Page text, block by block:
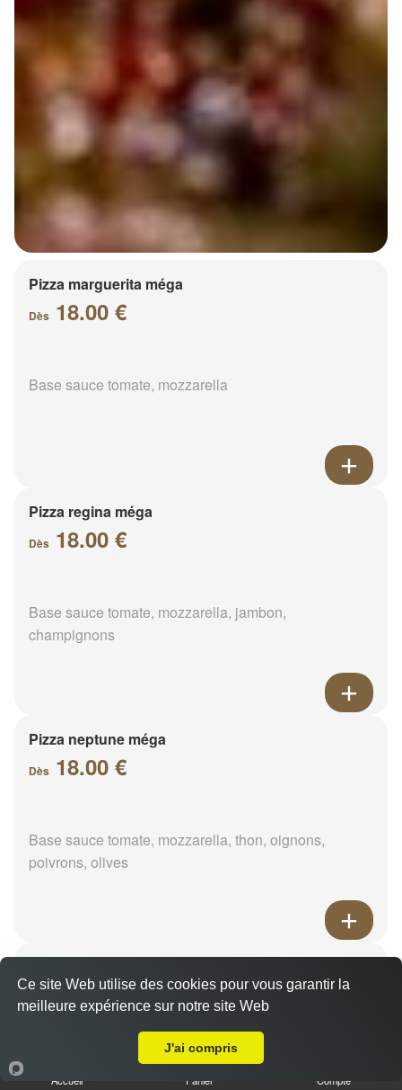
Pizza marguerita méga
Dès 18.00 €
Base sauce tomate, mozzarella
Pizza regina méga
Dès 18.00 €
Base sauce tomate, mozzarella, jambon,
champignons
Pizza neptune méga
Dès 18.00 €
Base sauce tomate, mozzarella, thon, oignons,
poivrons, olives
Dès 18.00 €
Base sauce tomate, mozzarella, anchois, câpres,
Accueil Panier Compte
Ce site Web utilise des cookies pour vous garantir la
meilleure expérience sur notre site Web
J'ai compris